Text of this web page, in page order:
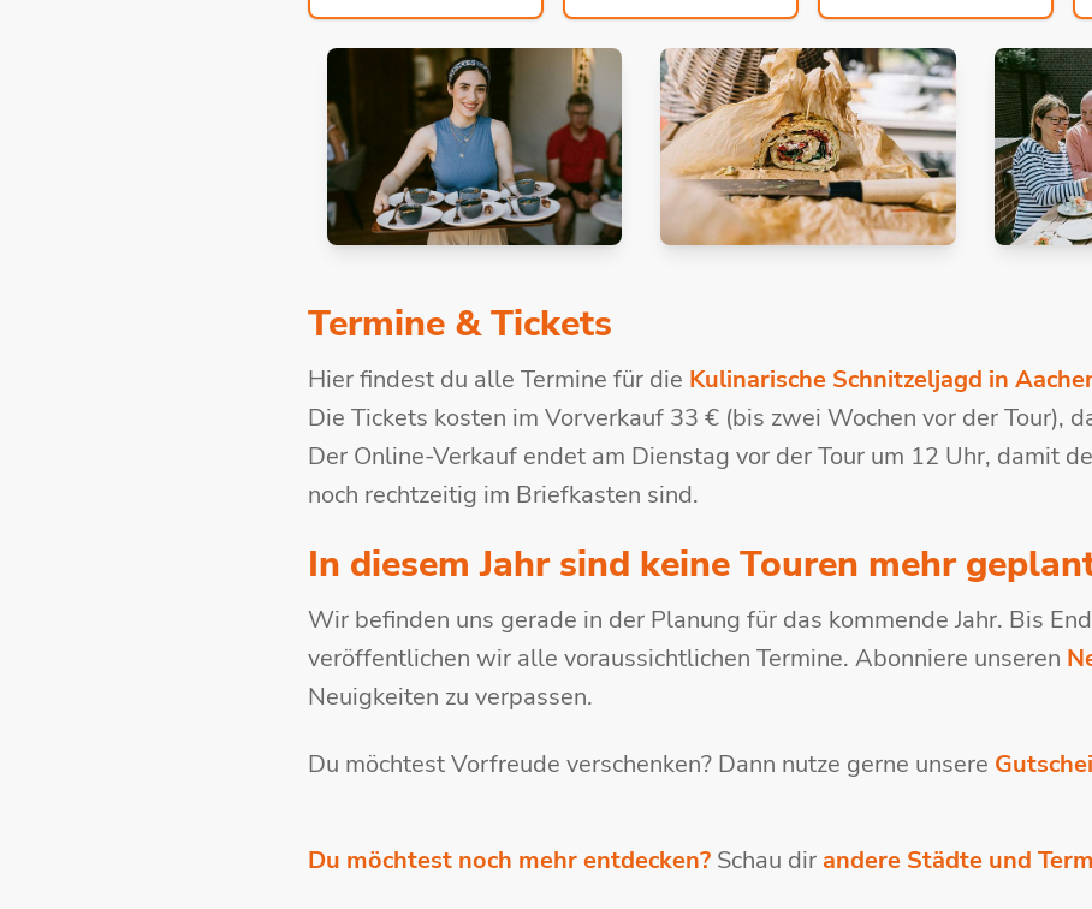
Termine & Tickets
Hier findest du alle Termine für die Kulinarische Schnitzeljagd in
Die Tickets kosten im Vorverkauf 33 € (bis zwei Wochen vor der Tour),
Der Online-Verkauf endet am Dienstag vor der Tour um 12 Uhr, damit
noch rechtzeitig im Briefkasten sind.
In diesem Jahr sind keine Touren mehr
Wir befinden uns gerade in der Planung für das kommende Jahr. Bis
veröffentlichen wir alle voraussichtlichen Termine. Abonniere unseren
Neuigkeiten zu verpassen.
Du möchtest Vorfreude verschenken? Dann nutze gerne unsere
Du möchtest noch mehr entdecken? Schau dir andere Städte und